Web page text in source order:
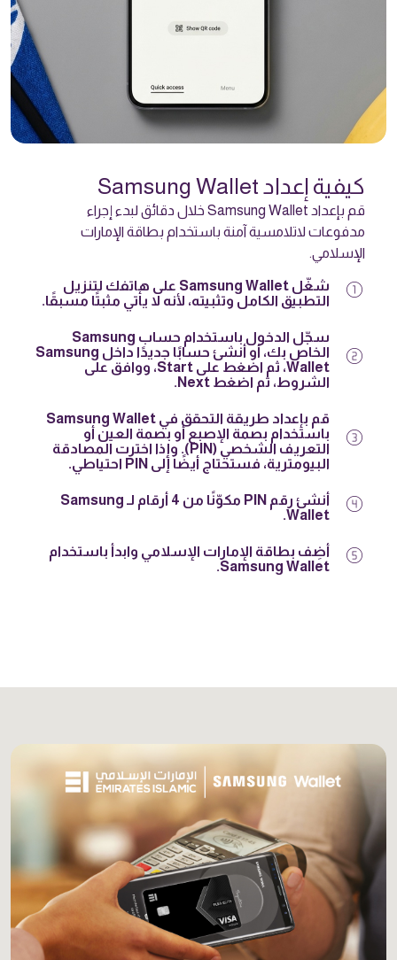
كيفية إعداد Samsung Wallet
قم بإعداد Samsung Wallet خلال دقائق لبدء إجراء
مدفوعات لاتلامسية آمنة باستخدام بطاقة الإمارات
الإسلامي.
counter_1
شغّل Samsung Wallet على هاتفك لتنزيل
التطبيق الكامل وتثبيته، لأنه لا يأتي مثبتًا مسبقًا.
counter_2
سجّل الدخول باستخدام حساب Samsung
الخاص بك، أو أنشئ حسابًا جديدًا داخل Samsung
Wallet، ثم اضغط على Start، ووافق على
الشروط، ثم اضغط Next.
counter_3
قم بإعداد طريقة التحقق في Samsung Wallet
باستخدام بصمة الإصبع أو بصمة العين أو
التعريف الشخصي (PIN). وإذا اخترت المصادقة
البيومترية، فستحتاج أيضًا إلى PIN احتياطي.
counter_4
أنشئ رقم PIN مكوّنًا من 4 أرقام لـ Samsung
Wallet.
counter_5
أضِف بطاقة الإمارات الإسلامي وابدأ باستخدام
Samsung Wallet.